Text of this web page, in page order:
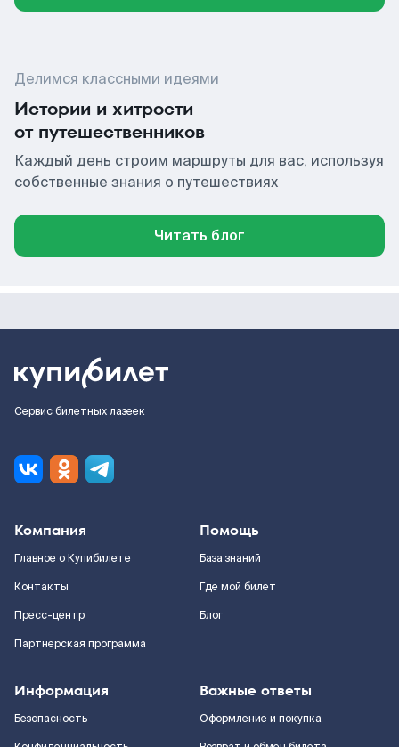
Делимся классными идеями
Истории и хитрости
от путешественников
Каждый день строим маршруты для вас, используя
собственные знания о путешествиях
Читать блог
Сервис билетных лазеек
Компания
Главное о Купибилете
Контакты
Пресс-центр
Партнерская программа
Помощь
База знаний
Где мой билет
Блог
Информация
Безопасность
Важные ответы
Оформление и покупка